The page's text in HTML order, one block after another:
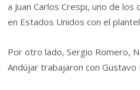
a Juan Carlos Crespi, uno de
en Estados Unidos con el plantel
Por otro lado, Sergio Romero,
Andújar trabajaron con Gustavo